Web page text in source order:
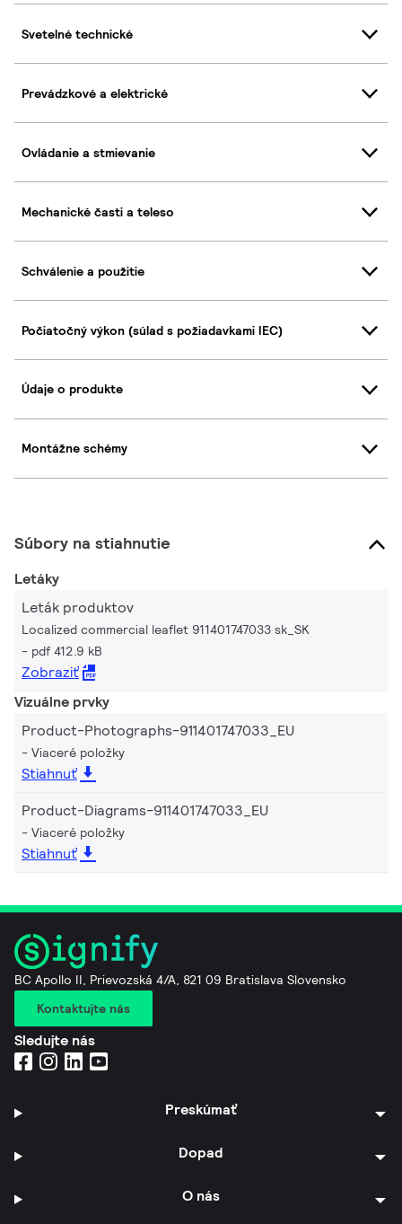
Svetelné technické
Prevádzkové a elektrické
Ovládanie a stmievanie
Mechanické časti a teleso
Schválenie a použitie
Počiatočný výkon (súlad s požiadavkami IEC)
Údaje o produkte
Montážne schémy
Súbory na stiahnutie
Letáky
Leták produktov
Localized commercial leaflet 911401747033 sk_SK
pdf 412.9 kB
Zobraziť
Vizuálne prvky
Product-Photographs-911401747033_EU
Viaceré položky
Stiahnuť
Product-Diagrams-911401747033_EU
Viaceré položky
Stiahnuť
BC Apollo II, Prievozská 4/A, 821 09 Bratislava Slovensko
Kontaktujte nás
Sledujte nás
Preskúmať
Dopad
O nás